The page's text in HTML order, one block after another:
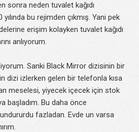
sonra neden tuvalet kağıdı
bu rejimden çıkmış. Yani pek
erişim kolayken tuvalet kağıdı
anlıyorum.
Sanki Black Mirror dizisinin bir
dizi izlerken gelen bir telefonla kısa
meselesi, yiyecek içecek için stok
başladım. Bu daha önce
fazladan. Evde un varsa